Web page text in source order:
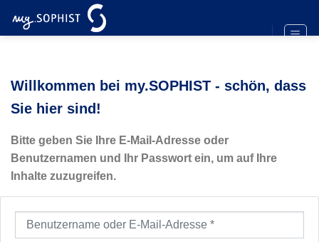
Inhalt
Willkommen bei my.SOPHIST - schön, dass
Sie hier sind!
Bitte geben Sie Ihre E-Mail-Adresse oder
Benutzernamen und Ihr Passwort ein, um auf Ihre
Inhalte zuzugreifen.
Benutzername oder E-Mail-Adresse